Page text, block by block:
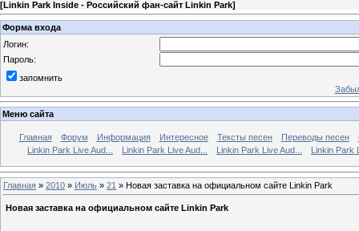
[Linkin Park Inside - Российский фан-сайт Linkin Park]
Форма входа
Логин:
Пароль:
запомнить
Меню сайта
Главная Форум Информация Интересное Тексты песен Переводы песен
Linkin Park Live Aud...
Linkin Park Live Aud... Linkin Park Live Aud... Linkin Park
Главная » 2010 » Июль » 21 » Новая заставка на официальном сайте Linkin Park
Новая заставка на официальном сайте Linkin Park